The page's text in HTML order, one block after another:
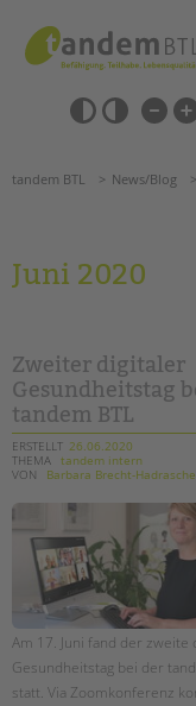
springen
Barrierefrei-
Einstellungen
überspringen
überspringen
Förderzentren
Kollegs
EFöB
Schulbezogene
Tagesgruppen
HILFEN ZUR
BETREUTES
TANDEM BTL
tandem BTL News/Blog
Juni 2020
Zweiter digitaler
Gesundheitstag
tandem BTL
ERSTELLT 26.06.2020
THEMA tandem intern
VON
Barbara Brecht-
Am 17. Juni fand der zweite
Gesundheitstag bei der
statt. Via Zoomkonferenz